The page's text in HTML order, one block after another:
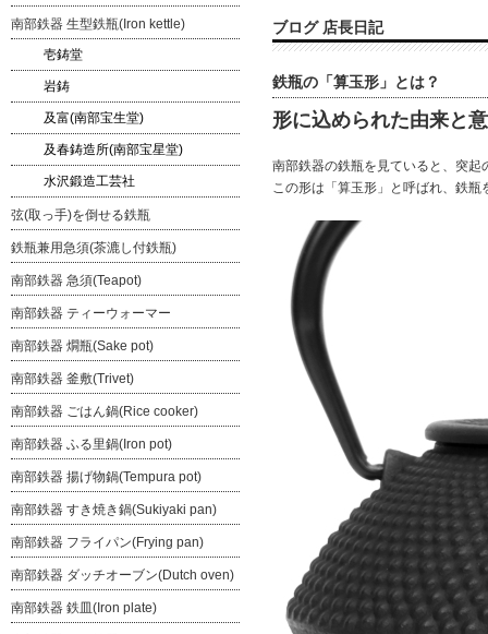
ブログ 店長日記
鉄瓶の「算玉形」とは？
形に込められた由来と
南部鉄器の鉄瓶を見ていると、突
この形は「算玉形」と呼ばれ、鉄
南部鉄器 生型鉄瓶(Iron kettle)
壱鋳堂
岩鋳
及富(南部宝生堂)
及春鋳造所(南部宝星堂)
水沢鍛造工芸社
弦(取っ手)を倒せる鉄瓶
鉄瓶兼用急須(茶漉し付鉄瓶)
南部鉄器 急須(Teapot)
南部鉄器 ティーウォーマー
南部鉄器 燗瓶(Sake pot)
南部鉄器 釜敷(Trivet)
南部鉄器 ごはん鍋(Rice cooker)
南部鉄器 ふる里鍋(Iron pot)
南部鉄器 揚げ物鍋(Tempura pot)
南部鉄器 すき焼き鍋(Sukiyaki pan)
南部鉄器 フライパン(Frying pan)
南部鉄器 ダッチオーブン(Dutch oven)
南部鉄器 鉄皿(Iron plate)